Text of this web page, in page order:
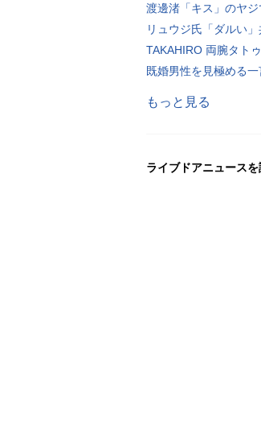
渡邊渚「キス」のヤジ
リュウジ氏「ダルい
TAKAHIRO 両腕タト
既婚男性を見極める
もっと見る
ライブドアニュースを